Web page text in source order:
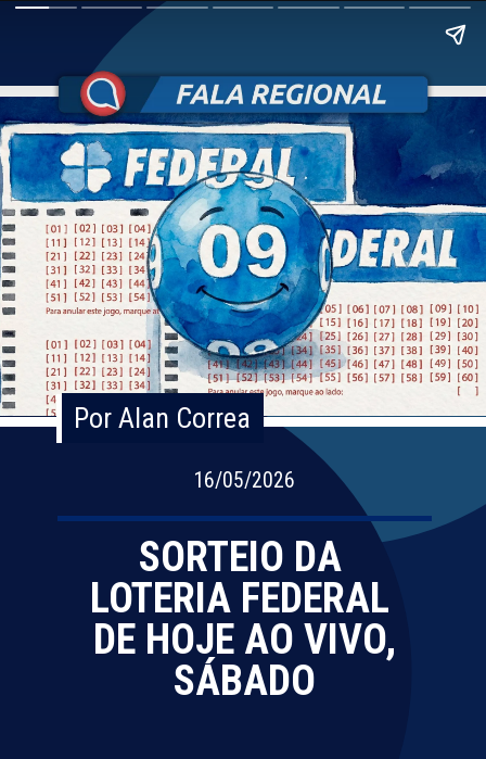
16/05/2026
Por Alan Correa
Por Alan Correa
SORTEIO DA
LOTERIA FEDERAL
DE HOJE AO VIVO,
SÁBADO